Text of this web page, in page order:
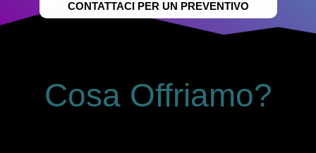
CONTATTACI PER UN PREVENTIVO
Cosa Offriamo?